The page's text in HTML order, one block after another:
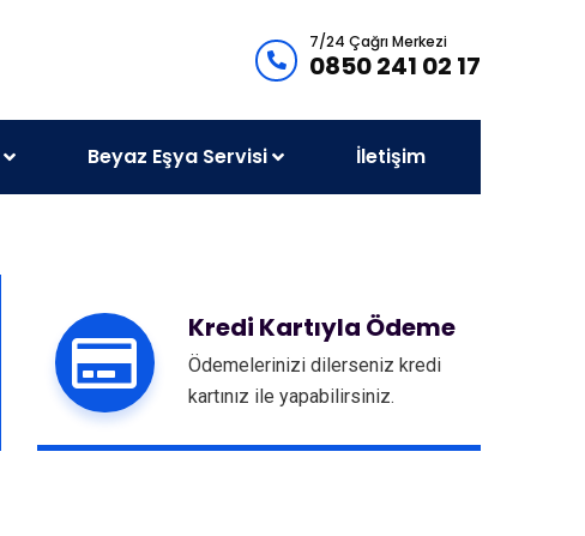
7/24 Çağrı Merkezi
0850 241 02 17
Beyaz Eşya Servisi İletişim
Kredi Kartıyla Ödeme
Ödemelerinizi dilerseniz kredi
kartınız ile yapabilirsiniz.